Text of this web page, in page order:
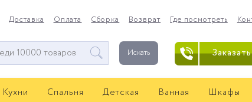
Доставка Оплата Сборка Возврат Где посмотреть
Искать
Кухни Спальня Детская Ванная
Шкафы